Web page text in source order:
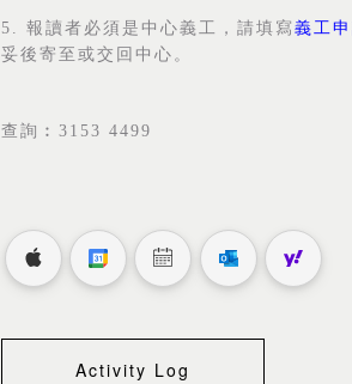
5. 報讀者必須是中心義工，請填寫 義工
妥後寄至或交回中心。
查詢︰ 3153 4499
Activity Log